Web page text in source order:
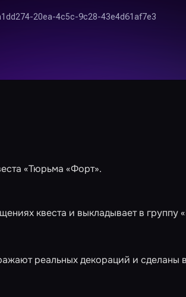
«Тюрьма «Форт».
квеста и выкладывает в группу
реальных декораций и сделаны в